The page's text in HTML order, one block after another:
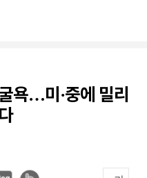
욕…미·중에 밀리